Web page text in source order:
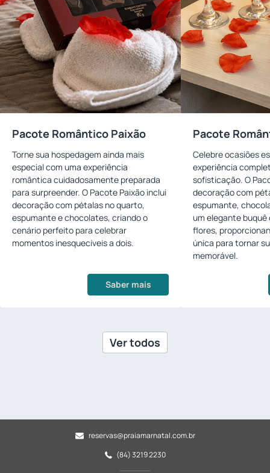
Pacote Romântico Paixão
Torne sua hospedagem ainda mais
especial com uma experiência
romântica cuidadosamente preparada
para surpreender. O Pacote Paixão inclui
decoração com pétalas no quarto,
espumante e chocolates, criando o
cenário perfeito para celebrar
momentos inesquecíveis a dois.
Saber mais
Pacote
Celebre ocasiões
experiência
sofisticação. O
decoração com
espumante,
um elegante buquê
flores,
única para tornar
memorável.
Ver todos
reservas@praiamarnatal.com.br
(84) 3219 2230